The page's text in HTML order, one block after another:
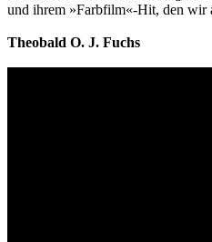
und ihrem »Farbfilm«-Hit, den wir
Theobald O. J. Fuchs